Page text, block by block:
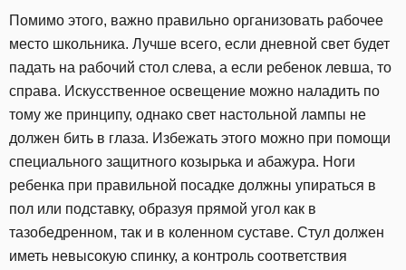
Помимо этого, важно правильно организовать рабочее
место школьника. Лучше всего, если дневной свет будет
падать на рабочий стол слева, а если ребенок левша, то
справа. Искусственное освещение можно наладить по
тому же принципу, однако свет настольной лампы не
должен бить в глаза. Избежать этого можно при помощи
специального защитного козырька и абажура. Ноги
ребенка при правильной посадке должны упираться в
пол или подставку, образуя прямой угол как в
тазобедренном, так и в коленном суставе. Стул должен
иметь невысокую спинку, а контроль соответствия